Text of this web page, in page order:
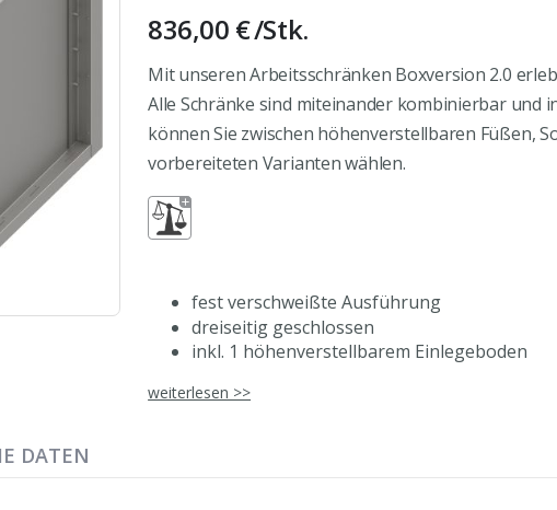
836,00 €/Stk.
Mit unseren Arbeitsschränken Boxversion 2.0
Alle Schränke sind miteinander kombinierbar und
können Sie zwischen höhenverstellbaren Füßen,
vorbereiteten Varianten wählen.
fest verschweißte Ausführung
dreiseitig geschlossen
inkl. 1 höhenverstellbarem Einlegeboden
rostfreier, ferritischer Edelstahl
optional erhältlicher Sockelrahmen mit
weiterlesen >>
DATEN